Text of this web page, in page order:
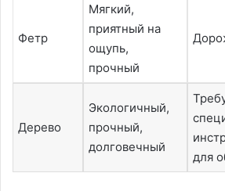
Фетр
Мягкий,
приятный на
ощупь,
прочный
Дерево
Экологичный,
прочный,
долговечный
для